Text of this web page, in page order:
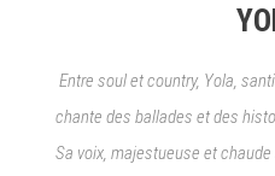
Entre soul et country, Yola,
chante des ballades et des
Sa voix, majestueuse et